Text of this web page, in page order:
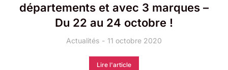
départements et avec 3 marques –
Du 22 au 24 octobre !
Actualités 11 octobre 2020
Lire l'article